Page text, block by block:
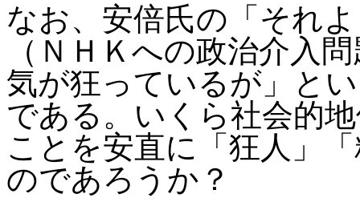
なお、安倍氏の「それ
（ＮＨＫへの政治介入
気が狂っているが」と
である。いくら社会的
ことを安直に「狂人」
のであろうか？